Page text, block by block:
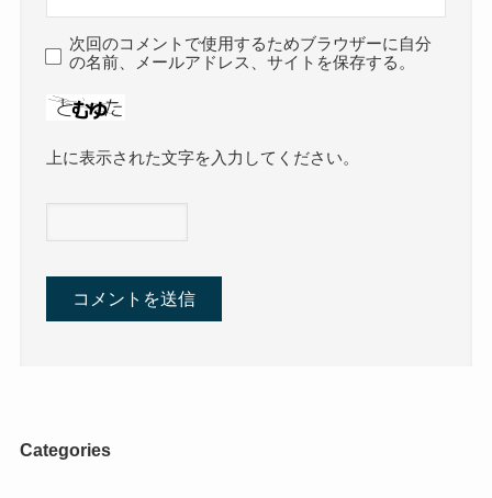
次回のコメントで使用するためブラウザーに自分
の名前、メールアドレス、サイトを保存する。
上に表示された文字を入力してください。
Categories